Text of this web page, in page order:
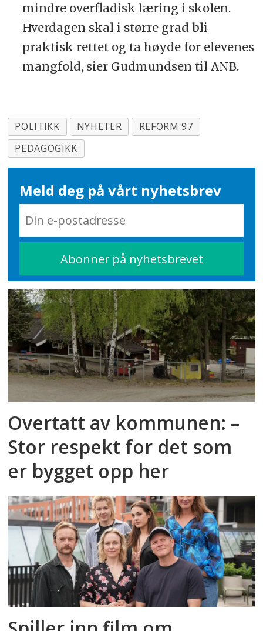
mindre overfladisk læring i skolen.
Hverdagen skal i større grad bli
praktisk rettet og ta høyde for elevenes
mangfold, sier Gudmundsen til ANB.
POLITIKK NYHETER
REFORM 97
PEDAGOGIKK
Meld deg på vårt nyhetsbrev
Overtatt av kommunen: –
Stor respekt for det som
er bygget opp her